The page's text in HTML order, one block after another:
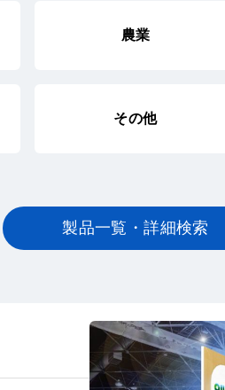
農業
その他
製品一覧・詳細検索